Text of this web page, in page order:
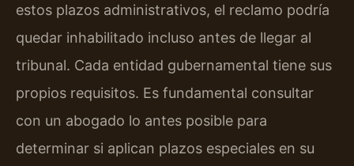
estos plazos administrativos, el reclamo podría
quedar inhabilitado incluso antes de llegar al
tribunal. Cada entidad gubernamental tiene sus
propios requisitos. Es fundamental consultar
con un abogado lo antes posible para
determinar si aplican plazos especiales en su